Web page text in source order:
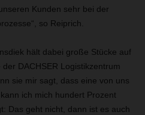
Kunden sehr bei der
so Reiprich.
hält dabei große Stücke auf
DACHSER Logistikzentrum
sie mir sagt, dass eine von uns
ich mich hundert Prozent
Das geht nicht, dann ist es auch